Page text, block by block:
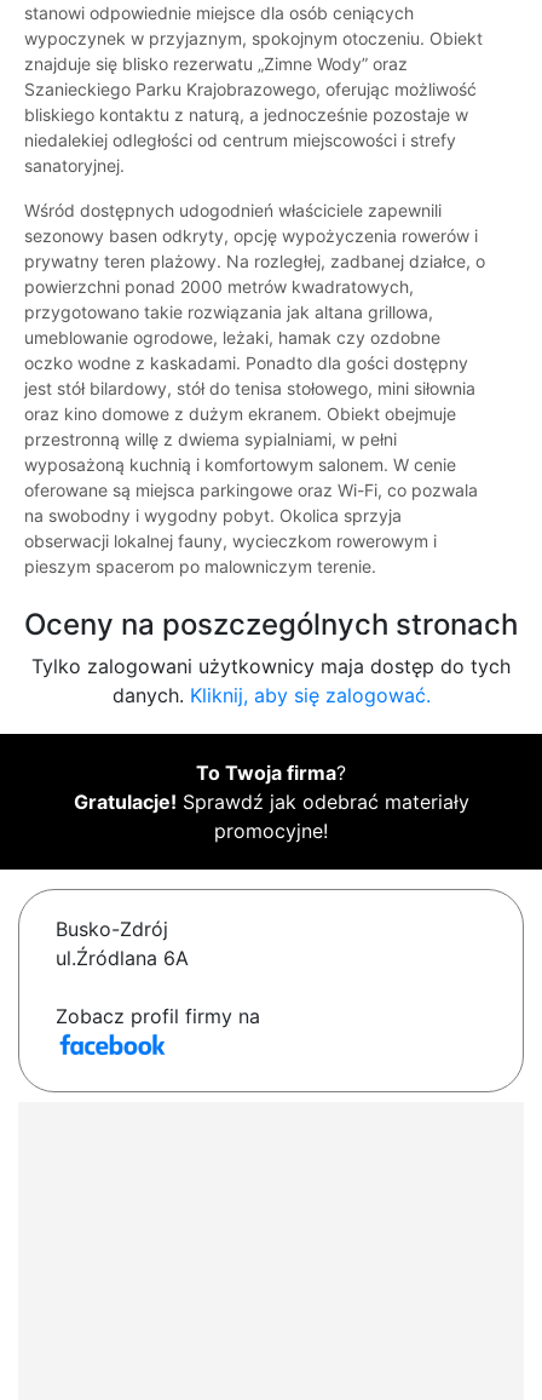
stanowi odpowiednie miejsce dla osób ceniących
wypoczynek w przyjaznym, spokojnym otoczeniu. Obiekt
znajduje się blisko rezerwatu „Zimne Wody” oraz
Szanieckiego Parku Krajobrazowego, oferując możliwość
bliskiego kontaktu z naturą, a jednocześnie pozostaje w
niedalekiej odległości od centrum miejscowości i strefy
sanatoryjnej.
Wśród dostępnych udogodnień właściciele zapewnili
sezonowy basen odkryty, opcję wypożyczenia rowerów i
prywatny teren plażowy. Na rozległej, zadbanej działce, o
powierzchni ponad 2000 metrów kwadratowych,
przygotowano takie rozwiązania jak altana grillowa,
umeblowanie ogrodowe, leżaki, hamak czy ozdobne
oczko wodne z kaskadami. Ponadto dla gości dostępny
jest stół bilardowy, stół do tenisa stołowego, mini siłownia
oraz kino domowe z dużym ekranem. Obiekt obejmuje
przestronną willę z dwiema sypialniami, w pełni
wyposażoną kuchnią i komfortowym salonem. W cenie
oferowane są miejsca parkingowe oraz Wi-Fi, co pozwala
na swobodny i wygodny pobyt. Okolica sprzyja
obserwacji lokalnej fauny, wycieczkom rowerowym i
pieszym spacerom po malowniczym terenie.
Oceny na poszczególnych stronach
Tylko zalogowani użytkownicy maja dostęp do tych
danych. Kliknij, aby się zalogować.
To Twoja firma?
Gratulacje! Sprawdź jak odebrać materiały
promocyjne!
Busko-Zdrój
ul.Źródlana 6A
Zobacz profil firmy na